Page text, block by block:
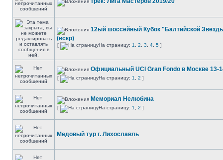
12ый шоссейный Кубок "Балтийской
(вскр)
[ На страницу: 1 2 3 4 5 ]
Официальный UCI Gran Fondo в Москве 13-
[ На страницу: 1 2 ]
Мемориал Нелюбина
[ На страницу: 1 2 ]
Медовый тур г. Лихославль